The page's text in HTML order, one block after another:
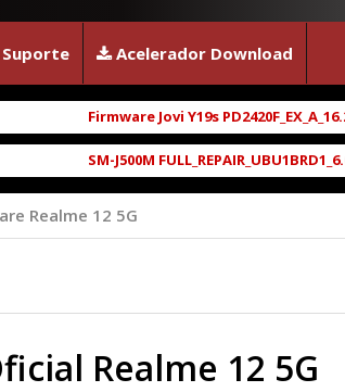
Suporte Acelerador Download
Firmware Jovi Y19s
SM-J500M
Realme 12 5G
Realme 12 5G